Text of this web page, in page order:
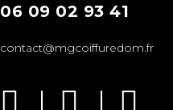
06 09 02 93 41
contact@mgcoiffuredom.fr